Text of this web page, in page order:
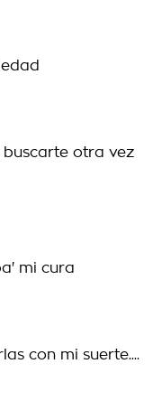
otra vez
mi cura
con mi suerte....